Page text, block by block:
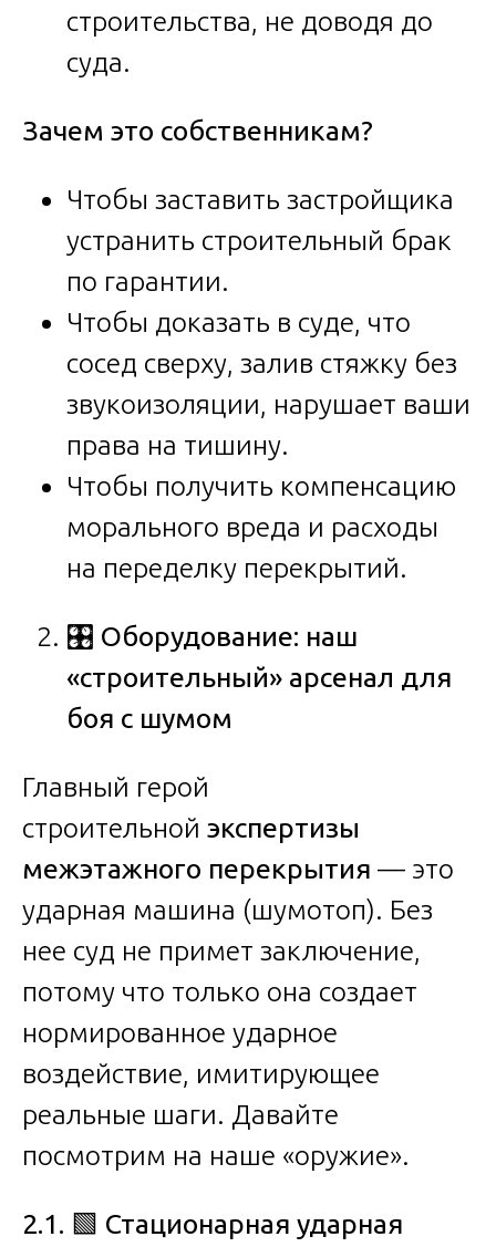
строительства, не доводя до
суда.
Зачем это собственникам?
Чтобы заставить застройщика
устранить строительный брак
по гарантии.
Чтобы доказать в суде, что
сосед сверху, залив стяжку без
звукоизоляции, нарушает ваши
права на тишину.
Чтобы получить компенсацию
морального вреда и расходы
на переделку перекрытий.
🎛 ️ Оборудование: наш
«строительный» арсенал для
боя с шумом
Главный герой
строительной экспертизы
межэтажного перекрытия — это
ударная машина (шумотоп). Без
нее суд не примет заключение,
потому что только она создает
нормированное ударное
воздействие, имитирующее
реальные шаги. Давайте
посмотрим на наше «оружие».
2.1. 🟩 Стационарная ударная